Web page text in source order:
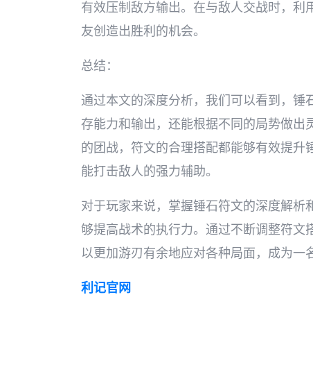
有效压制敌方输出。在与敌人交战时，
友创造出胜利的机会。
总结：
通过本文的深度分析，我们可以看到，锤
存能力和输出，还能根据不同的局势做出
的团战，符文的合理搭配都能够有效提
能打击敌人的强力辅助。
对于玩家来说，掌握锤石符文的深度解
够提高战术的执行力。通过不断调整符文
以更加游刃有余地应对各种局面，成为一
利记官网